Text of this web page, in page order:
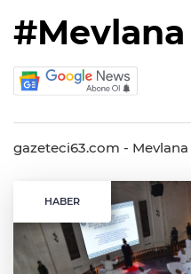
#Mevlana
gazeteci63.com -
HABER